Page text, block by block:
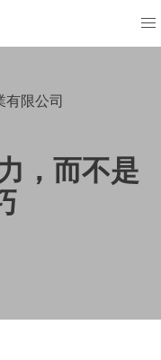
有限公司
，而不是